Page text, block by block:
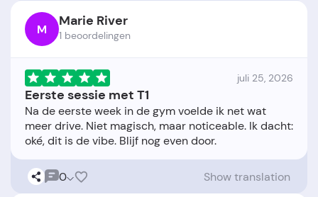
M Marie River
1 beoordelingen
juli 25, 2026
Eerste sessie met T1
Na de eerste week in de gym voelde ik net wat
meer drive. Niet magisch, maar noticeable. Ik dacht:
0 Show translation